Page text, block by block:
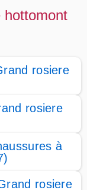
hottomont
rosiere
rosiere
à
rosiere